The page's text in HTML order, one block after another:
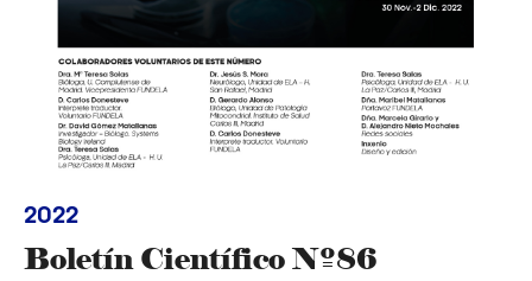
2022
Boletín Científico Nº86